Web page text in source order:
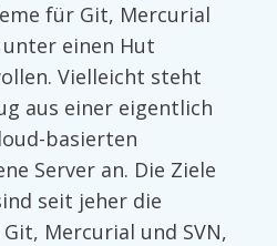
für Git, Mercurial
unter einen Hut
Vielleicht steht
aus einer eigentlich
basierten
Server an. Die Ziele
seit jeher die
Mercurial und SVN,